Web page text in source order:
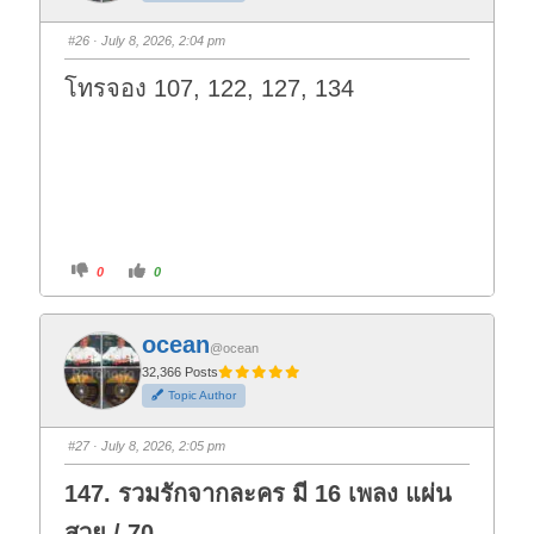
m
d
o
n
.
m
u
p
#26 · July 8, 2026, 2:04 pm
โทรจอง 107, 122, 127, 134
C
i
k
f
o
r
t
h
u
m
b
d
o
n
.
0
C
i
k
o
t
h
u
m
b
u
p
0
ocean@ocean
32,366 Posts
Topic Author
#27· July 8, 2026, 2:05 pm
147. รวมรักจากละคร มี 16 เพลง แผ่น